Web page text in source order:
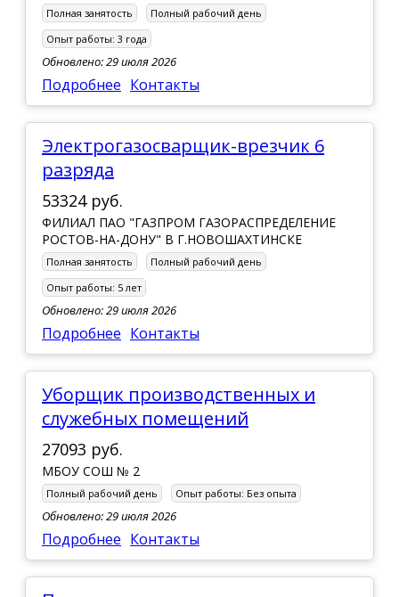
Полная занятость
Полный рабочий день
Опыт работы: 3 года
Обновлено: 29 июля 2026
Подробнее Контакты
Электрогазосварщик-врезчик 6
разряда
53324 руб.
ФИЛИАЛ ПАО "ГАЗПРОМ ГАЗОРАСПРЕДЕЛЕНИЕ
РОСТОВ-НА-ДОНУ" В Г.НОВОШАХТИНСКЕ
Полная занятость
Полный рабочий день
Опыт работы: 5 лет
Обновлено: 29 июля 2026
Подробнее Контакты
Уборщик производственных и
служебных помещений
27093 руб.
МБОУ СОШ № 2
Полный рабочий день Опыт работы: Без опыта
Обновлено: 29 июля 2026
Подробнее Контакты